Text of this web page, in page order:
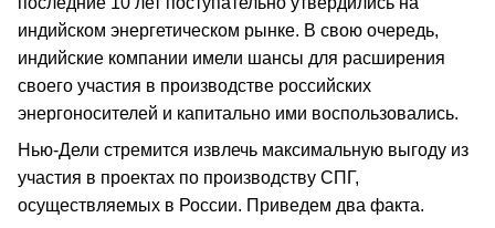
индийском энергетическом рынке. В свою очередь,
индийские компании имели шансы для расширения
своего участия в производстве российских
энергоносителей и капитально ими воспользовались.
Нью-Дели стремится извлечь максимальную выгоду из
участия в проектах по производству СПГ,
осуществляемых в России. Приведем два факта.